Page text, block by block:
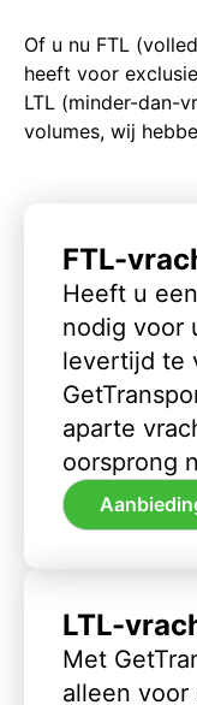
Of u nu FTL
heeft voor
LTL (minder-dan-
volumes, wij
FTL-
Heeft u
nodig voor
levertijd te
aparte
oorsprong
LTL-
Met
alleen